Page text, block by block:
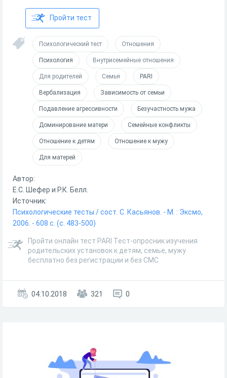
Пройти тест
Психологический тест Отношения
Психология Внутрисемейные отношения
Для родителей Семья PARI
Вербализация Зависимость от семьи
Подавление агрессивности Безучастность мужа
Доминирование матери Семейные конфликты
Отношение к детям Отношение к мужу
Для матерей
Автор:
Е.С. Шефер и Р.К. Белл.
Источник:
Психологические тесты / сост. С. Касьянов. - М. : Эксмо,
2006. - 608 с. (с. 483-500)
Пройти онлайн тест PARI Тест-опросник изучения
родительских установок к детям, семье, мужу
бесплатно без регистрации и без СМС
04.10.2018 321 0